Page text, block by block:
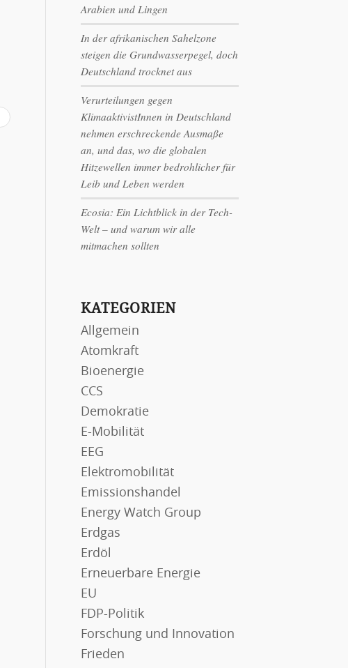
Arabien und Lingen
In der afrikanischen Sahelzone
steigen die Grundwasserpegel, doch
Deutschland trocknet aus
Verurteilungen gegen
KlimaaktivistInnen in Deutschland
nehmen erschreckende Ausmaße
an, und das, wo die globalen
Hitzewellen immer bedrohlicher für
Leib und Leben werden
Ecosia: Ein Lichtblick in der Tech-
Welt – und warum wir alle
mitmachen sollten
KATEGORIEN
Allgemein
Atomkraft
Bioenergie
CCS
Demokratie
E-Mobilität
EEG
Elektromobilität
Emissionshandel
Energy Watch Group
Erdgas
Erdöl
Erneuerbare Energie
EU
FDP-Politik
Forschung und Innovation
Frieden